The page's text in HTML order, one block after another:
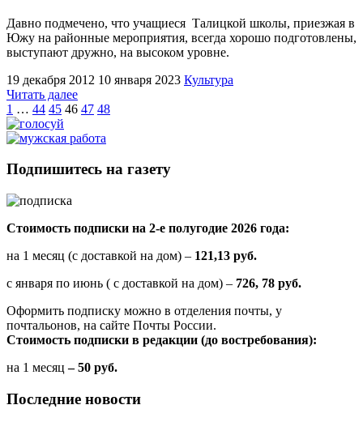
Давно подмечено, что учащиеся Талицкой школы, приезжая в
Южу на районные мероприятия, всегда хорошо подготовлены,
выступают дружно, на высоком уровне.
19 декабря 2012 10 января 2023 Культура
Читать далее"Над
Талицами
«Радуга»
голосов"
Пагинация
записей
1 … 44 45 46 47 48
Подпишитесь на газету
Стоимость подписки на 2-е полугодие 2026 года:
на 1 месяц (с доставкой на дом) – 121,13 руб.
с января по июнь ( с доставкой на дом) – 726, 78 руб.
Оформить подписку можно в отделения почты, у
почтальонов, на сайте Почты России.
Стоимость подписки в редакции (до востребования):
на 1 месяц – 50 руб.
Последние новости